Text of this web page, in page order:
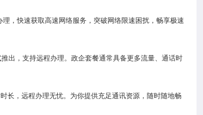
，快速获取高速网络服务，突破网络限速困扰，畅享极速
出，支持远程办理。政企套餐通常具备更多流量、通话时
长，远程办理无忧。为你提供充足通讯资源，随时随地畅